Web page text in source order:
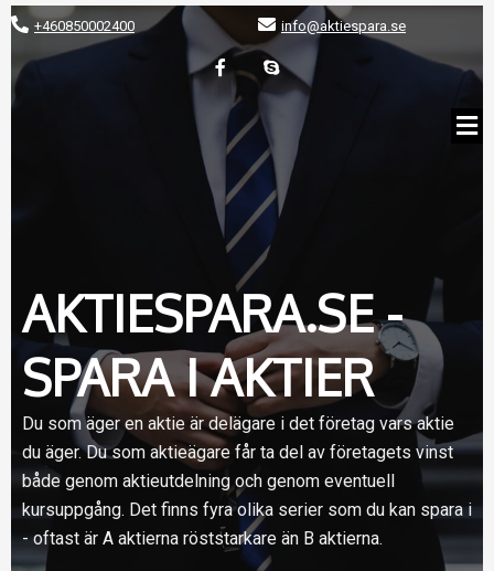
+460850002400 info@aktiespara.se
AKTIESPARA.SE -
SPARA I AKTIER
Du som äger en aktie är delägare i det företag vars aktie
du äger. Du som aktieägare får ta del av företagets vinst
både genom aktieutdelning och genom eventuell
kursuppgång. Det finns fyra olika serier som du kan spara i
- oftast är A aktierna röststarkare än B aktierna.